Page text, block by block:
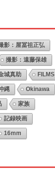
影：屋冨祖正弘
撮影：遠藤保雄
城真助 FILMS
縄 Okinawa
家族
記録映画
16mm